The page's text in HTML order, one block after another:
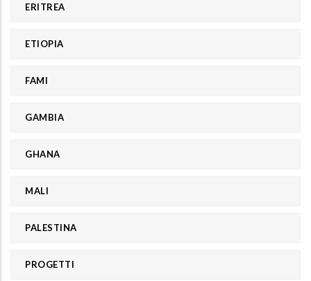
ERITREA
ETIOPIA
FAMI
GAMBIA
GHANA
MALI
PALESTINA
PROGETTI